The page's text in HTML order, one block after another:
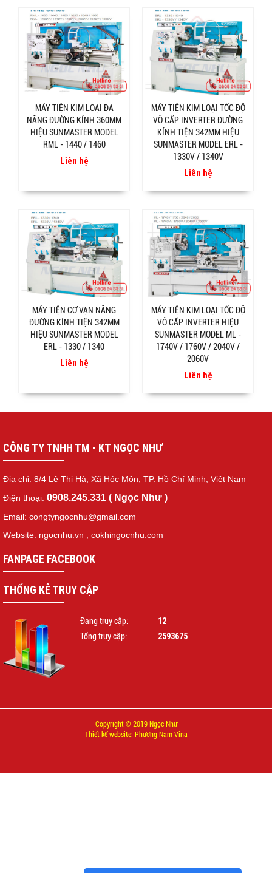
MÁY TIỆN KIM LOẠI ĐA
NĂNG ĐƯỜNG KÍNH 360MM
HIỆU SUNMASTER MODEL
RML - 1440 / 1460
Liên hệ
MÁY TIỆN KIM LOẠI TỐC ĐỘ
VÔ CẤP INVERTER ĐƯỜNG
KÍNH TIỆN 342MM HIỆU
SUNMASTER MODEL ERL -
1330V / 1340V
Liên hệ
MÁY TIỆN CƠ VẠN NĂNG
ĐƯỜNG KÍNH TIỆN 342MM
HIỆU SUNMASTER MODEL
ERL - 1330 / 1340
Liên hệ
MÁY TIỆN KIM LOẠI TỐC ĐỘ
VÔ CẤP INVERTER HIỆU
SUNMASTER MODEL ML -
1740V / 1760V / 2040V /
2060V
Liên hệ
CÔNG TY TNHH TM - KT NGỌC NHƯ
Địa chỉ: 8/4 Lê Thị Hà, Xã Hóc Môn, TP. Hồ Chí Minh, Việt Nam
Điện thoại: 0908.245.331 ( Ngọc Như )
Email: congtyngocnhu@gmail.com
Website: ngocnhu.vn
cokhingocnhu.com
FANPAGE FACEBOOK
THỐNG KÊ TRUY CẬP
Đang truy cập: 12
Tổng truy cập: 2593675
Copyright © 2019 Ngọc Như
Thiết kế website: Phương Nam Vina